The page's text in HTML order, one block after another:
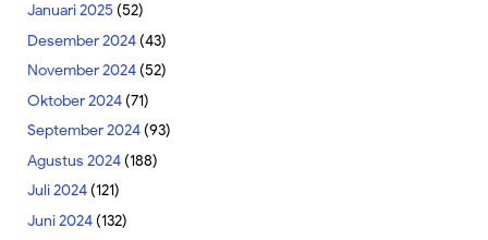
Januari 2025 (52)
Desember 2024(43)
November 2024(52)
Oktober 2024(71)
September 2024(93)
Agustus 2024(188)
Juli 2024(121)
Juni 2024(132)